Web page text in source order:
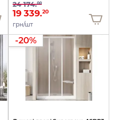
24 174.00
19 339.20
грн/шт
-20%